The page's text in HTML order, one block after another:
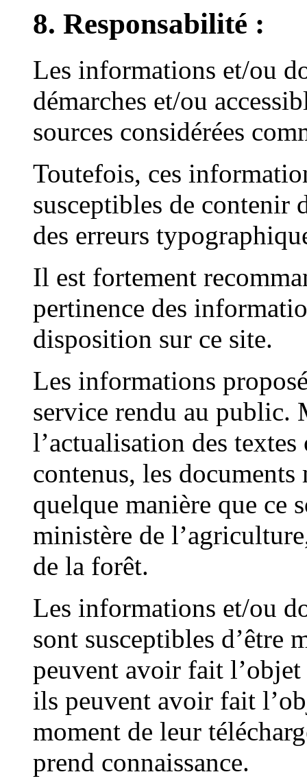
8. Responsabilité :
Les informations et/ou
démarches et/ou
sources considérées
Toutefois, ces
susceptibles de contenir
des erreurs
Il est fortement
pertinence des
disposition sur ce site.
Les informations
service rendu au public.
l’actualisation des
contenus, les
quelque manière que ce
ministère de
de la forêt.
Les informations et/ou
sont susceptibles d’être
peuvent avoir fait
ils peuvent avoir fait
moment de leur
prend connaissance.